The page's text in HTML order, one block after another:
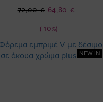
(-10%)
Ειδική
64,80 €
72,00 €
NEW IN